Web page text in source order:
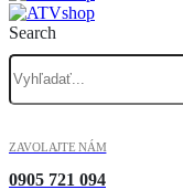
Search
ZAVOLAJTE NÁM
0905 721 094